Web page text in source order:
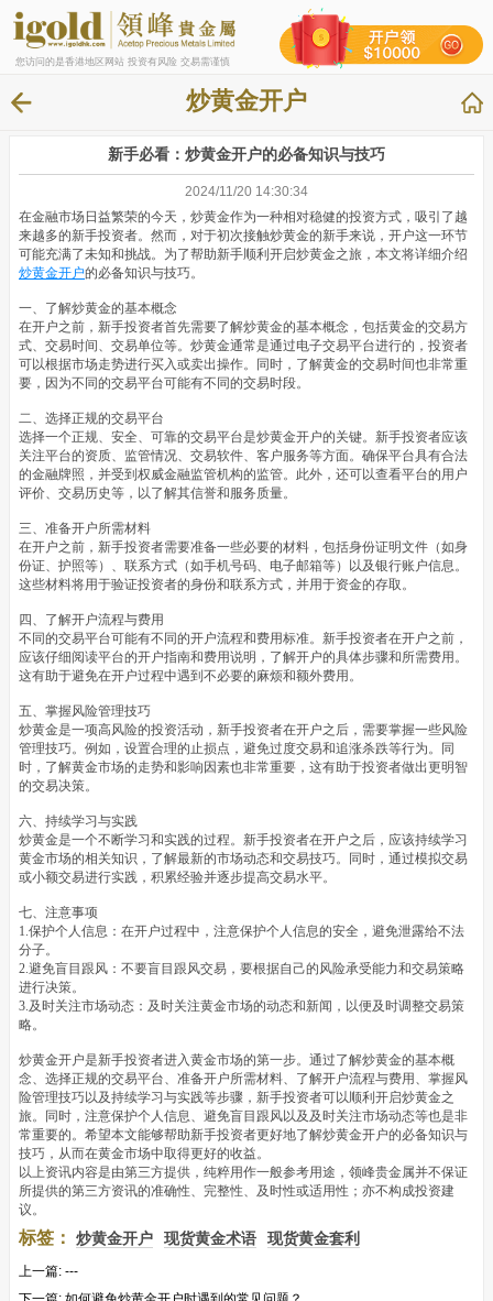
您访问的是香港地区网站 投资有风险 交易需谨慎
炒黄金开户
新手必看：炒黄金开户的必备知识与技巧
2024/11/20 14:30:34
在金融市场日益繁荣的今天，炒黄金作为一种相对稳健的投资方式，吸引了越
来越多的新手投资者。然而，对于初次接触炒黄金的新手来说，开户这一环节
可能充满了未知和挑战。为了帮助新手顺利开启炒黄金之旅，本文将详细介绍
炒黄金开户的必备知识与技巧。
一、了解炒黄金的基本概念
在开户之前，新手投资者首先需要了解炒黄金的基本概念，包括黄金的交易方
式、交易时间、交易单位等。炒黄金通常是通过电子交易平台进行的，投资者
可以根据市场走势进行买入或卖出操作。同时，了解黄金的交易时间也非常重
要，因为不同的交易平台可能有不同的交易时段。
二、选择正规的交易平台
选择一个正规、安全、可靠的交易平台是炒黄金开户的关键。新手投资者应该
关注平台的资质、监管情况、交易软件、客户服务等方面。确保平台具有合法
的金融牌照，并受到权威金融监管机构的监管。此外，还可以查看平台的用户
评价、交易历史等，以了解其信誉和服务质量。
三、准备开户所需材料
在开户之前，新手投资者需要准备一些必要的材料，包括身份证明文件（如身
份证、护照等）、联系方式（如手机号码、电子邮箱等）以及银行账户信息。
这些材料将用于验证投资者的身份和联系方式，并用于资金的存取。
四、了解开户流程与费用
不同的交易平台可能有不同的开户流程和费用标准。新手投资者在开户之前，
应该仔细阅读平台的开户指南和费用说明，了解开户的具体步骤和所需费用。
这有助于避免在开户过程中遇到不必要的麻烦和额外费用。
五、掌握风险管理技巧
炒黄金是一项高风险的投资活动，新手投资者在开户之后，需要掌握一些风险
管理技巧。例如，设置合理的止损点，避免过度交易和追涨杀跌等行为。同
时，了解黄金市场的走势和影响因素也非常重要，这有助于投资者做出更明智
的交易决策。
六、持续学习与实践
炒黄金是一个不断学习和实践的过程。新手投资者在开户之后，应该持续学习
黄金市场的相关知识，了解最新的市场动态和交易技巧。同时，通过模拟交易
或小额交易进行实践，积累经验并逐步提高交易水平。
七、注意事项
1.保护个人信息：在开户过程中，注意保护个人信息的安全，避免泄露给不法
分子。
2.避免盲目跟风：不要盲目跟风交易，要根据自己的风险承受能力和交易策略
进行决策。
3.及时关注市场动态：及时关注黄金市场的动态和新闻，以便及时调整交易策
略。
炒黄金开户是新手投资者进入黄金市场的第一步。通过了解炒黄金的基本概
念、选择正规的交易平台、准备开户所需材料、了解开户流程与费用、掌握风
险管理技巧以及持续学习与实践等步骤，新手投资者可以顺利开启炒黄金之
旅。同时，注意保护个人信息、避免盲目跟风以及及时关注市场动态等也是非
常重要的。希望本文能够帮助新手投资者更好地了解炒黄金开户的必备知识与
技巧，从而在黄金市场中取得更好的收益。
以上资讯内容是由第三方提供，纯粹用作一般参考用途，领峰贵金属并不保证
所提供的第三方资讯的准确性、完整性、及时性或适用性；亦不构成投资建
议。
标签： 炒黄金开户 现货黄金术语 现货黄金套利
上一篇: ---